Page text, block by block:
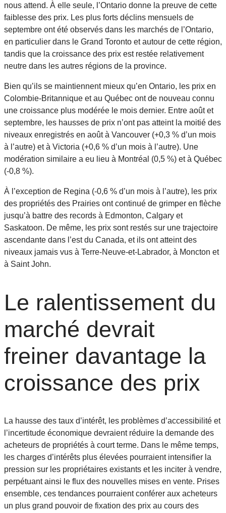
nous attend. À elle seule, l’Ontario donne la preuve de cette
faiblesse des prix. Les plus forts déclins mensuels de
septembre ont été observés dans les marchés de l’Ontario,
en particulier dans le Grand Toronto et autour de cette région,
tandis que la croissance des prix est restée relativement
neutre dans les autres régions de la province.
Bien qu’ils se maintiennent mieux qu’en Ontario, les prix en
Colombie-Britannique et au Québec ont de nouveau connu
une croissance plus modérée le mois dernier. Entre août et
septembre, les hausses de prix n’ont pas atteint la moitié des
niveaux enregistrés en août à Vancouver (+0,3 % d’un mois
à l’autre) et à Victoria (+0,6 % d’un mois à l’autre). Une
modération similaire a eu lieu à Montréal (0,5 %) et à Québec
(-0,8 %).
À l’exception de Regina (-0,6 % d’un mois à l’autre), les prix
des propriétés des Prairies ont continué de grimper en flèche
jusqu’à battre des records à Edmonton, Calgary et
Saskatoon. De même, les prix sont restés sur une trajectoire
ascendante dans l’est du Canada, et ils ont atteint des
niveaux jamais vus à Terre-Neuve-et-Labrador, à Moncton et
à Saint John.
Le ralentissement du
marché devrait
freiner davantage la
croissance des prix
La hausse des taux d’intérêt, les problèmes d’accessibilité et
l’incertitude économique devraient réduire la demande des
acheteurs de propriétés à court terme. Dans le même temps,
les charges d’intérêts plus élevées pourraient intensifier la
pression sur les propriétaires existants et les inciter à vendre,
perpétuant ainsi le flux des nouvelles mises en vente. Prises
ensemble, ces tendances pourraient conférer aux acheteurs
un plus grand pouvoir de fixation des prix au cours des